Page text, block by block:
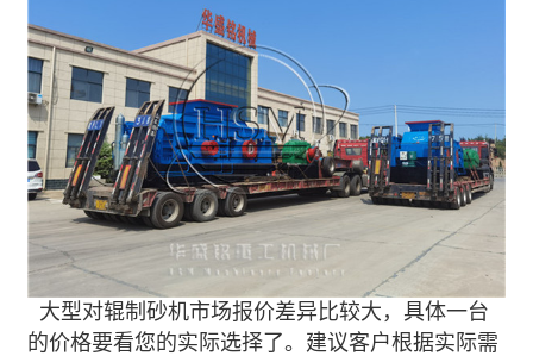
大型对辊制砂机市场报价差异比较大，具体一台
的价格要看您的实际选择了。建议客户根据实际需